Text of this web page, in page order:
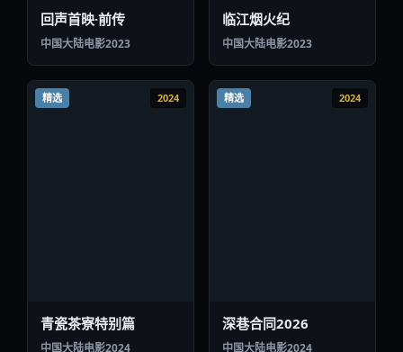
回声首映·前传
中国大陆电影
临江烟火纪
中国大陆电影
精选 精选